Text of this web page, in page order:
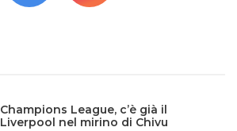
Champions League, c’è già il
Liverpool nel mirino di Chivu